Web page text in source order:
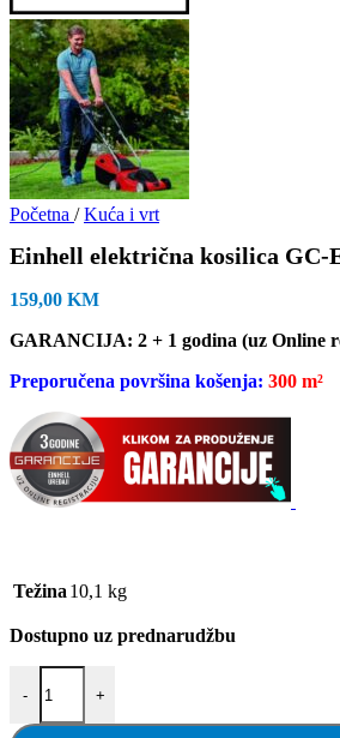
Početna / Kuća i vrt
Einhell električna kosilica GC-
159,00 KM
GARANCIJA: 2 + 1 godina (uz Online
Preporučena površina košenja: 300 m²
Težina 10,1 kg
Dostupno uz prednarudžbu
-
Einhell električna kosilica GC-EM 1032
+